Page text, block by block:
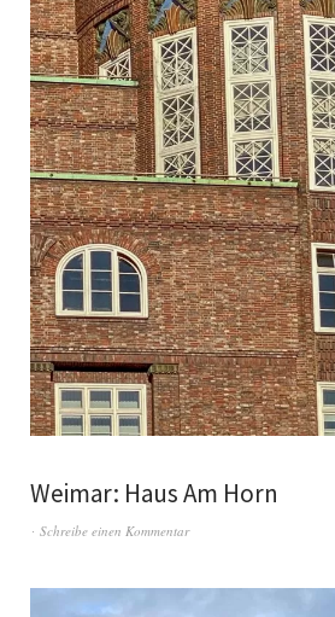
Weimar: Haus Am Horn
Schreibe einen Kommentar